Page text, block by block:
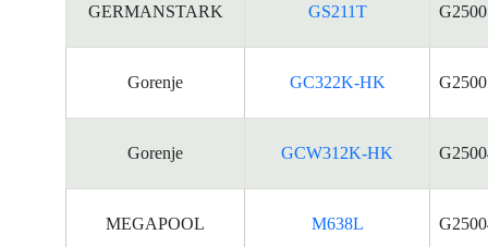
GERMANSTARK GS211T
Gorenje GC322K-HK
Gorenje GCW312K-HK
MEGAPOOL M638L